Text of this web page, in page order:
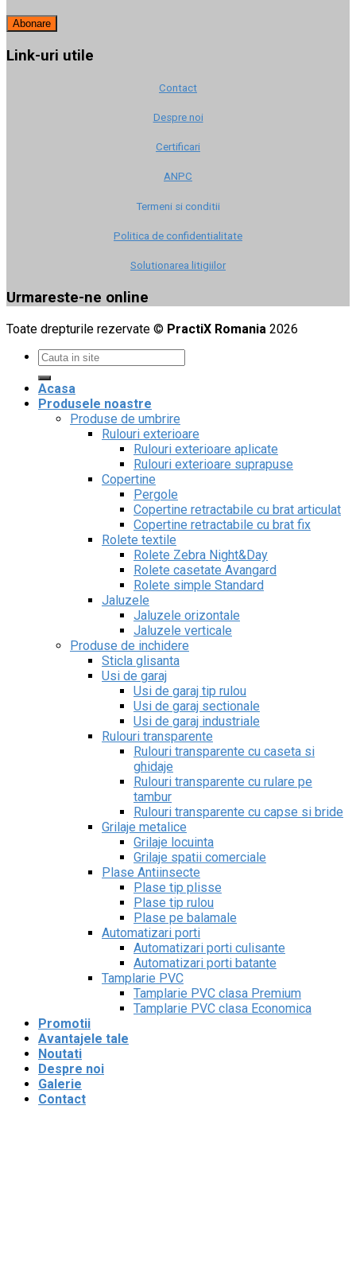
Link-uri utile
Contact
Despre noi
Certificari
ANPC
Termeni si conditii
Politica de confidentialitate
Solutionarea litigiilor
Urmareste-ne online
Toate drepturile rezervate © PractiX Romania 2026
Acasa
Produsele noastre
Produse de umbrire
Rulouri exterioare
Rulouri exterioare aplicate
Rulouri exterioare suprapuse
Copertine
Pergole
Copertine retractabile cu brat articulat
Copertine retractabile cu brat fix
Rolete textile
Rolete Zebra Night&Day
Rolete casetate Avangard
Rolete simple Standard
Jaluzele
Jaluzele orizontale
Jaluzele verticale
Produse de inchidere
Sticla glisanta
Usi de garaj
Usi de garaj tip rulou
Usi de garaj sectionale
Usi de garaj industriale
Rulouri transparente
Rulouri transparente cu caseta si
ghidaje
Rulouri transparente cu rulare pe
tambur
Rulouri transparente cu capse si bride
Grilaje metalice
Grilaje locuinta
Grilaje spatii comerciale
Plase Antiinsecte
Plase tip plisse
Plase tip rulou
Plase pe balamale
Automatizari porti
Automatizari porti culisante
Automatizari porti batante
Tamplarie PVC
Tamplarie PVC clasa Premium
Tamplarie PVC clasa Economica
Promotii
Avantajele tale
Noutati
Despre noi
Galerie
Contact